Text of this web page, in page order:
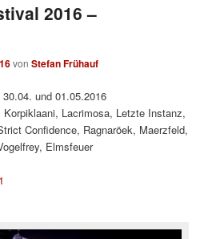
2016 –
vonStefan Frühauf
und 01.05.2016
Lacrimosa, Letzte Instanz,
Confidence, Ragnaröek, Maerzfeld,
Elmsfeuer